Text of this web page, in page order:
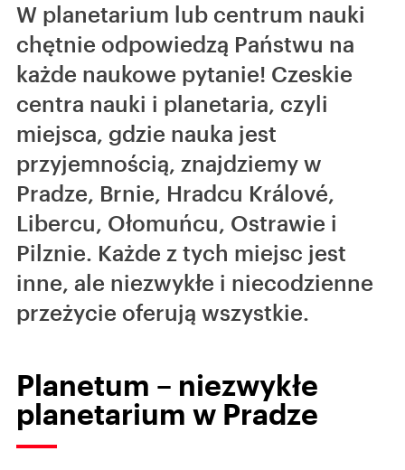
W planetarium lub centrum nauki
chętnie odpowiedzą Państwu na
każde naukowe pytanie! Czeskie
centra nauki i planetaria, czyli
miejsca, gdzie nauka jest
przyjemnością, znajdziemy w
Pradze, Brnie, Hradcu Králové,
Libercu, Ołomuńcu, Ostrawie i
Pilznie. Każde z tych miejsc jest
inne, ale niezwykłe i niecodzienne
przeżycie oferują wszystkie.
Planetum – niezwykłe
planetarium w Pradze